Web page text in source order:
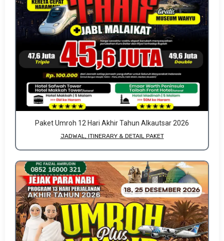
Paket Umroh 12 Hari Akhir Tahun Alkautsar 2026
JADWAL, ITINERARY & DETAIL PAKET